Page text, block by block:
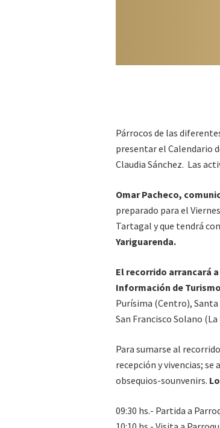
Párrocos de las
presentar el Calendario
Claudia Sánchez. Las
Omar Pacheco,
preparado para el
Tartagal y que tendrá
Yariguarenda.
El recorrido arrancará
Información de
Purísima (Centro), Santa
San Francisco Solano
Para sumarse al
recepción y vivencias;
obsequios-sounvenirs.
09:30 hs.- Partida a